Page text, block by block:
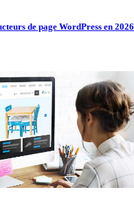
de page WordPress en 2026